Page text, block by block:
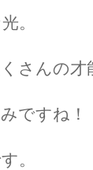
。
さんの
ですね！
。